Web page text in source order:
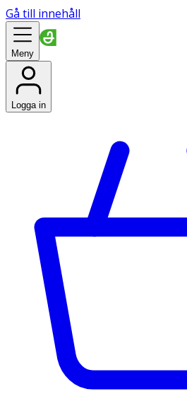
Gå till innehåll
Meny
Logga in